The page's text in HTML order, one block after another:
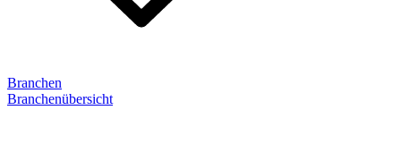
Branchen
Branchenübersicht